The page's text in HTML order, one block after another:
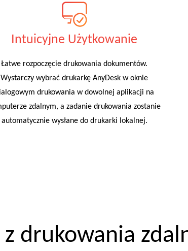
Intuicyjne Użytkowanie
Łatwe rozpoczęcie drukowania dokumentów.
Wystarczy wybrać drukarkę AnyDesk w oknie
drukowania w dowolnej aplikacji na
zdalnym, a zadanie drukowania zostanie
automatycznie wysłane do drukarki lokalnej.
z drukowania